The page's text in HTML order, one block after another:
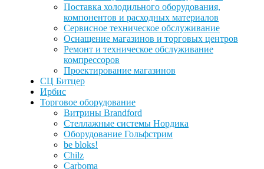
Поставка холодильного оборудования,
компонентов и расходных материалов
Сервисное техническое обслуживание
Оснащение магазинов и торговых центров
Ремонт и техническое обслуживание
компрессоров
Проектирование магазинов
СЦ Битцер
Ирбис
Торговое оборудование
Витрины Brandford
Стеллажные системы Нордика
Оборудование Гольфстрим
be bloks!
Chilz
Carboma